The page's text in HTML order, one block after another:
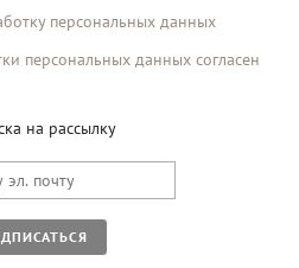
персональных данных
персональных данных согласен
на рассылку